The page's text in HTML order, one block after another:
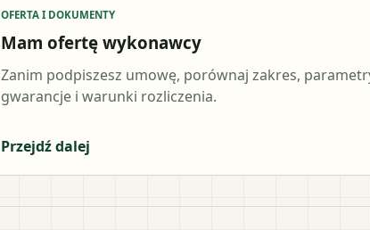
OFERTA I DOKUMENTY
Mam ofertę wykonawcy
Zanim podpiszesz umowę, porównaj zakres,
gwarancje i warunki rozliczenia.
Przejdź dalej